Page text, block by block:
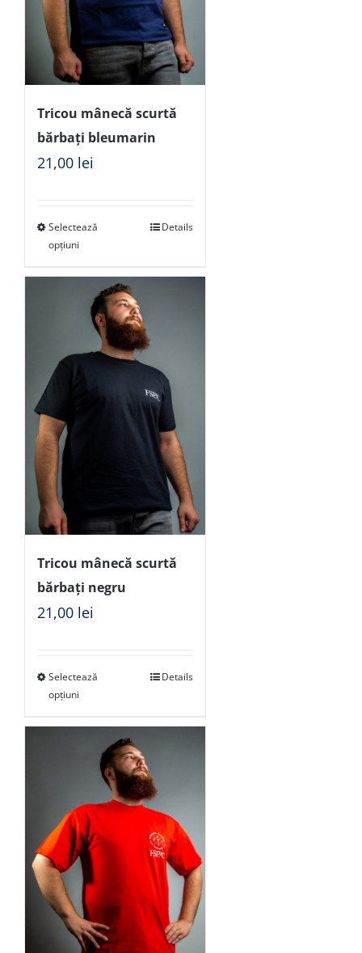
Tricou mânecă scurtă
bărbați bleumarin
21,00 lei
Selectează
opțiuni
Details
Tricou mânecă scurtă
bărbați negru
21,00 lei
Selectează
opțiuni
Details